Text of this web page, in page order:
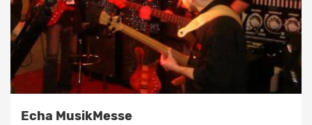
Echa MusikMesse